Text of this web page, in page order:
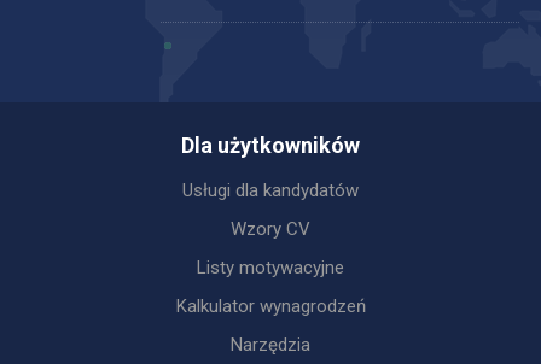
Dla użytkowników
Usługi dla kandydatów
Wzory CV
Listy motywacyjne
Kalkulator wynagrodzeń
Narzędzia